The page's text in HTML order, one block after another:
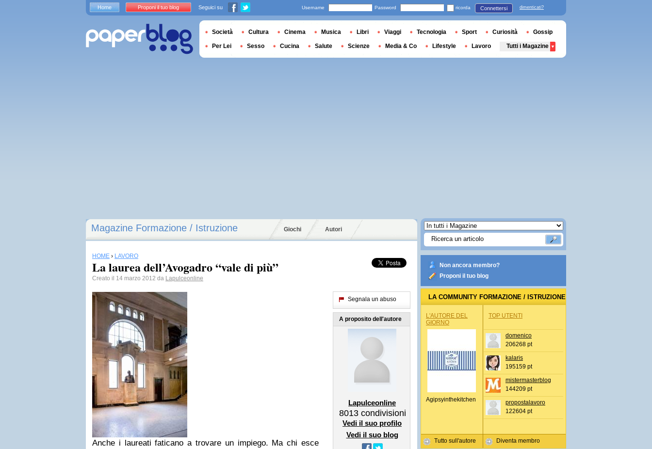
Magazine Formazione / Istruzione Giochi Autori
HOME › LAVORO
La laurea dell’Avogadro “vale di più”
Creato il 14 marzo 2012 da Lapulceonline
Anche i laureati faticano a trovare un impiego. Ma chi esce
Segnala un abuso
A proposito dell'autore
Lapulceonline
8013 condivisioni
Vedi il suo profilo
Vedi il suo blog
Non ancora membro?
Proponi il tuo blog
LA COMMUNITY FORMAZIONE / ISTRUZIONE
L'AUTORE DEL
GIORNO
Agipsyinthekitchen
Tutto sull'autore
TOP UTENTI
domenico
206268 pt
kalaris
195159 pt
mistermasterblog
144209 pt
propostalavoro
122604 pt
Diventa membro
Home Proponi il tuo blog Seguici su Username Password ricorda Connettersi dimenticati?
Società Cultura Cinema Musica Libri Viaggi Tecnologia Sport Curiosità Gossip
Per Lei Sesso Cucina Salute Scienze Media & Co Lifestyle Lavoro Tutti i Magazine